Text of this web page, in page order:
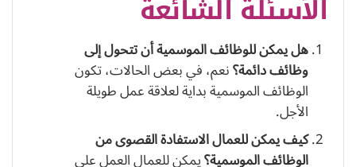
الأسئلة الشائعة
هل يمكن للوظائف الموسمية أن تتحول إلى
وظائف دائمة؟نعم، في بعض الحالات، تكون
الوظائف الموسمية بداية لعلاقة عمل طويلة
الأجل.
كيف يمكن للعمال الاستفادة القصوى من
الوظائف الموسمية؟يمكن للعمال العمل على